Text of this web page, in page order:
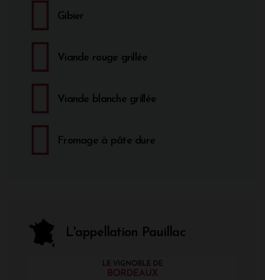
Gibier
Viande rouge grillée
Viande blanche grillée
Fromage à pâte dure
L'appellation Pauillac